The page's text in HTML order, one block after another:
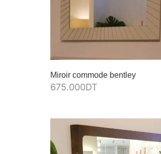
Miroir commode bentley
675.000DT